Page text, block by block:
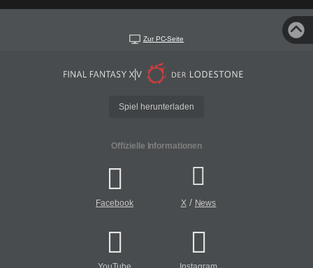
Zur PC-Seite
Spiel herunterladen
Offizielle Informationen
Facebook X/ News